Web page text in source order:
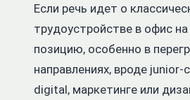
Если речь идет о
трудоустройстве в офис
позицию, особенно в
направлениях, вроде junior-
digital, маркетинге или